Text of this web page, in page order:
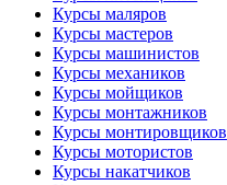
Курсы маляров
Курсы мастеров
Курсы машинистов
Курсы механиков
Курсы мойщиков
Курсы монтажников
Курсы монтировщиков
Курсы мотористов
Курсы накатчиков